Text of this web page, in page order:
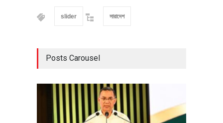
slider সারাদেশ
Posts Carousel